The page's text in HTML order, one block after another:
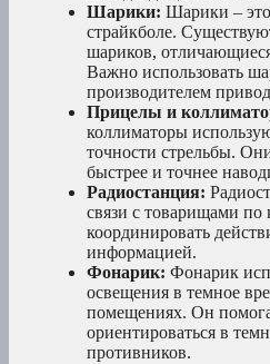
Шарики: Шарики –
страйкболе.
шариков,
Важно использовать
производителем
Прицелы и
коллиматоры
точности стрельбы.
быстрее и точнее
Радиостанция:
связи с товарищами по
координировать
информацией.
Фонарик: Фонарик
освещения в темное
помещениях. Он
ориентироваться в
противников.